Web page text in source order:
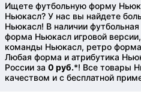
Ищете футбольную форму
Ньюкасл? У нас вы найдете
Ньюкасл! В наличии
форма Ньюкасл игровой
команды Ньюкасл, ретро
Любая форма и атрибутика
России за 0 руб.*! Все товары
качеством и с бесплатной